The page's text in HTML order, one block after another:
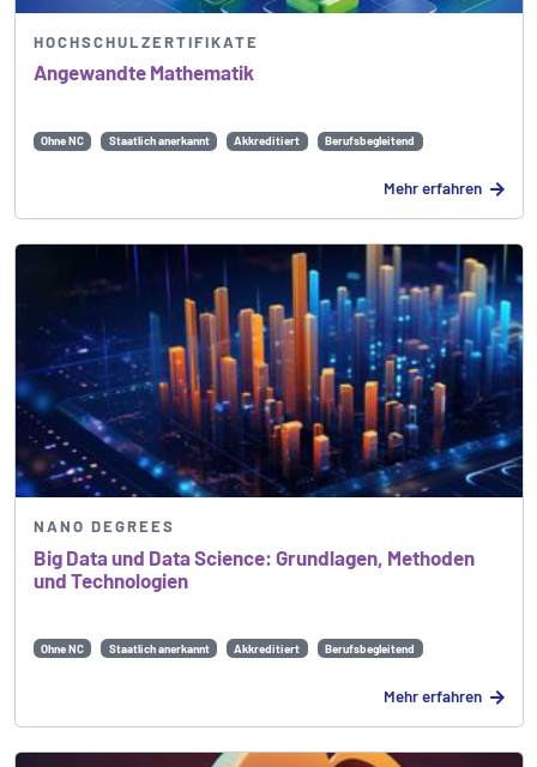
Angewandte Mathematik
HOCHSCHULZERTIFIKATE
Ohne NC Staatlich anerkannt Akkreditiert Berufsbegleitend
Mehr erfahren
Big Data und Data Science: Grundlagen, Methoden
und Technologien
NANO DEGREES
Ohne NC Staatlich anerkannt Akkreditiert Berufsbegleitend
Mehr erfahren